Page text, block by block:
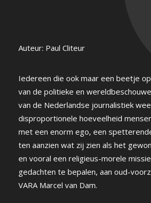
Auteur: Paul Cliteur
Iedereen die ook maar een beetje
van de politieke en
van de Nederlandse journalistiek
disproportionele hoeveelheid
met een enorm ego, een
ten aanzien wat zij zien als het
en vooral een religieus-morele
gedachten te bepalen, aan oud-
VARA Marcel van Dam.